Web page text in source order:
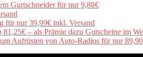
Gurtschneider für nur 9,88€
für nur 39,99€ inkl. Versand
– als Prämie dazu Gutscheine im
Aufrüsten von Auto-Radios für nur